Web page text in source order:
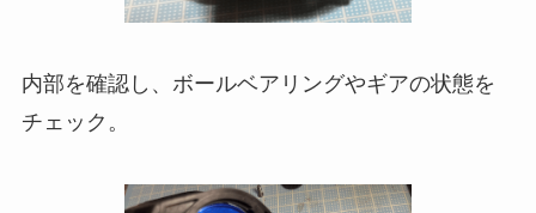
内部を確認し、ボールベアリングやギアの状態を
チェック。